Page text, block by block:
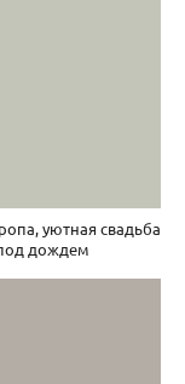
уютная свадьба
дождем